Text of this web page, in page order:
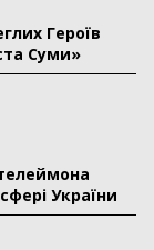
Героїв
Суми»
України